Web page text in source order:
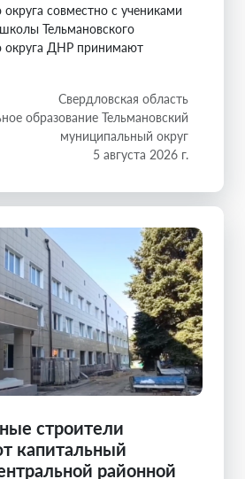
совместно с учениками
Тельмановского
округа ДНР принимают
Свердловская область
образование Тельмановский
муниципальный округ
5 августа 2026 г.
строители
капитальный
районной